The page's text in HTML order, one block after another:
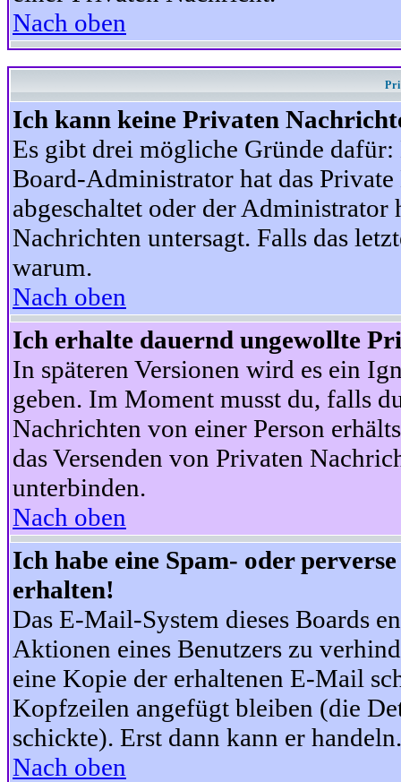
Nach oben
Ich kann keine Privaten
Es gibt drei mögliche Gründe
Board-Administrator hat das
abgeschaltet oder der
Nachrichten untersagt. Falls das
warum.
Nach oben
Ich erhalte dauernd ungewollte
In späteren Versionen wird es ein
geben. Im Moment musst du, falls
Nachrichten von einer Person
das Versenden von Privaten
unterbinden.
Nach oben
Ich habe eine Spam- oder
erhalten!
Das E-Mail-System dieses Boards
Aktionen eines Benutzers zu
eine Kopie der erhaltenen E-Mail
Kopfzeilen angefügt bleiben (die
schickte). Erst dann kann er handeln.
Nach oben